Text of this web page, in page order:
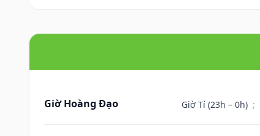
Giờ Hoàng Đạo Giờ Tí (23h – 0h) ;